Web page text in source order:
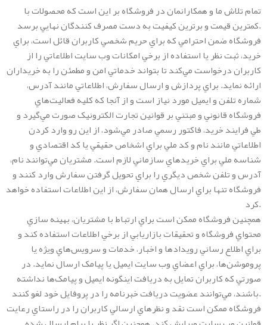
تمام تلاش ما و همکارانمان در فروشگاه بر اين است که محصولات با
کمترين قيمت و برترين کيفيت به دست مصرف کنندگان نهايي برسد.
فروشگاه ضمن احترامي که براي حريم شخصي کاربران قائل است، براي
خريد، ثبت نظر يا استفاده از برخي امکانات وب سايت اطلاعاتي را از
کاربران درخواست مي‌کند تا بتواند خدماتي امن و مطمئن را به خريداران
ارائه نمايد. براي پردازش و ارسال سفارش، اطلاعاتي مانند آدرس،
شماره تلفن و ايميل مورد نياز است و از آنجا که کليه فعاليت‌هاي
فروشگاه قانوني و مبتني بر قوانين تجارت الکترونيک صورت مي‌گيرد و
طي فرايند خريد، فاکتور رسمي صادر مي‌شود، از اين رو وارد کردن
اطلاعاتي مانند نام و کد ملي براي اشخاص حقيقي يا کد اقتصادي و
شناسه ملي براي خريدهاي سازماني لازم است. مشتريان مي‌توانند نام،
آدرس و تلفن شخص ديگري را براي تحويل گرفتن سفارش وارد کنند و
فروشگاه تنها براي ارسال همان سفارش، از اين اطلاعات استفاده خواهد
کرد.
همچنين فروشگاه ممکن است براي ارتباط با مشتريان، بهينه سازي
محتواي فروشگاه و تحقيقات بازاريابي از برخي اطلاعات استفاده کند و
براي اطلاع رساني رويدادها و اخبار، خدمات و سرويس‌هاي ويژه يا
پروموشن‌ها، براي اعضاي وب سايت ايميل يا پيامک ارسال نمايد. در
صورتي که کاربران تمايل به دريافت اينگونه ايميل و پيامک‌ها نداشته
باشند، مي‌توانند عضويت دريافت خبرنامه را در پروفايل خود لغو کنند.
فروشگاه ممکن است نقد و نظرهاي ارسالي کاربران را در راستاي رعايت